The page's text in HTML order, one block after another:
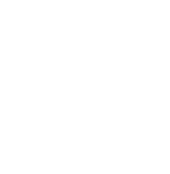
gefunden?
melden